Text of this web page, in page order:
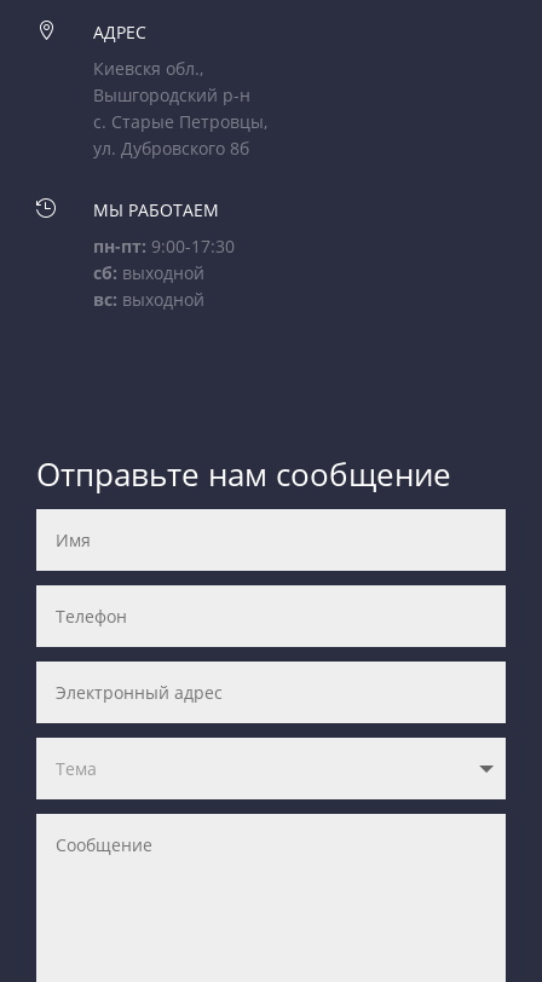

АДРЕС
Киевскя обл.,
Вышгородский р-н
с. Старые Петровцы,
ул. Дубровского 8б

МЫ РАБОТАЕМ
пн-пт: 9:00-17:30
сб: выходной
вс: выходной
Отправьте нам сообщение